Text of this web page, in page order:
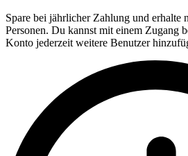
Spare bei jährlicher Zahlung und erhalte
Personen. Du kannst mit einem Zugang
Konto jederzeit weitere Benutzer